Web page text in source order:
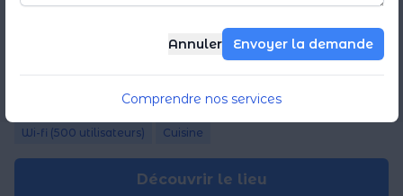
Annuler Envoyer la demande
Comprendre nos services
Rue charlot
100 m²
3ème Arrondissement de Paris
Wi-fi (500 utilisateurs) Cuisine
Découvrir le lieu